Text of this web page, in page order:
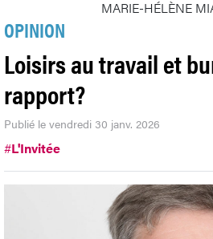
MARIE-HÉLÈNE
OPINION
Loisirs au travail et
rapport?
Publié le vendredi 30 janv. 2026
#L'Invitée